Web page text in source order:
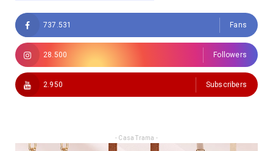
737.531 Fans
28.500 Followers
2.950 Subscribers
- Casa Trama -